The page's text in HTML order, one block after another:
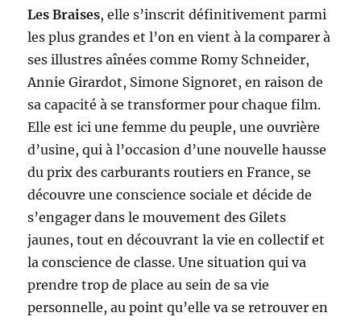
Les Braises, elle s’inscrit définitivement parmi
les plus grandes et l’on en vient à la comparer à
ses illustres aînées comme Romy Schneider,
Annie Girardot, Simone Signoret, en raison de
sa capacité à se transformer pour chaque film.
Elle est ici une femme du peuple, une ouvrière
d’usine, qui à l’occasion d’une nouvelle hausse
du prix des carburants routiers en France, se
découvre une conscience sociale et décide de
s’engager dans le mouvement des Gilets
jaunes, tout en découvrant la vie en collectif et
la conscience de classe. Une situation qui va
prendre trop de place au sein de sa vie
personnelle, au point qu’elle va se retrouver en